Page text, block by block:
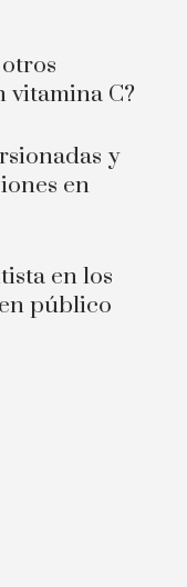
vitamina C?
y
en
en los
público